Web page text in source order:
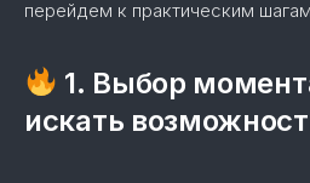
перейдем к практическим
1. Выбор
искать